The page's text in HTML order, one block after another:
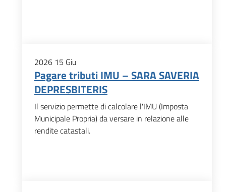
2026 15 Giu
Pagare tributi IMU – SARA SAVERIA
DEPRESBITERIS
Il servizio permette di calcolare l'IMU (Imposta
Municipale Propria) da versare in relazione alle
rendite catastali.